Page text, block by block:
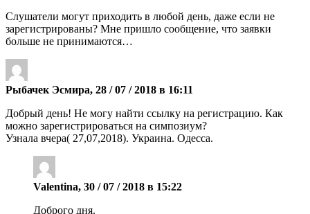
Слушатели могут приходить в любой день, даже если не
зарегистрированы? Мне пришло сообщение, что заявки
больше не принимаются…
Рыбачек Эсмира, 28 / 07 / 2018 в 16:11
Добрый день! Не могу найти ссылку на регистрацию. Как
можно зарегистрироваться на симпозиум?
Узнала вчера( 27,07,2018). Украина. Одесса.
Valentina, 30 / 07 / 2018 в 15:22
Доброго дня.